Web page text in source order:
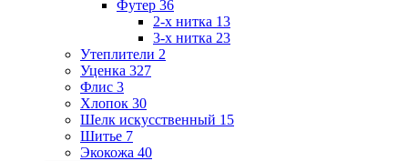
Футер 36
2-х нитка 13
3-х нитка 23
Утеплители 2
Уценка 327
Флис 3
Хлопок 30
Шелк искусственный 15
Шитье 7
Экокожа 40